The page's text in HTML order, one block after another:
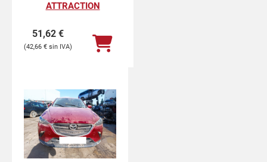
ATTRACTION
51,62 €
42,66 €